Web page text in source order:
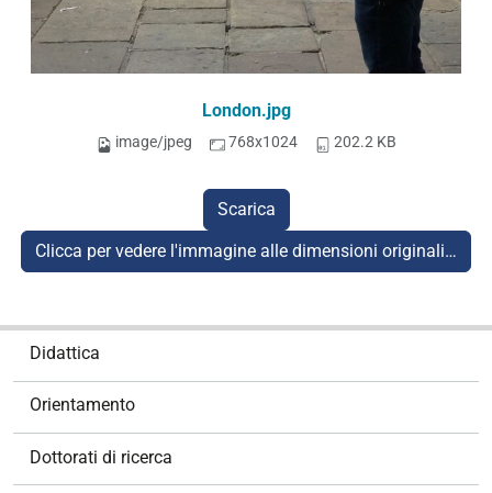
London.jpg
image/jpeg 768x1024 202.2 KB
Scarica
Clicca per vedere l'immagine alle dimensioni originali…
Didattica
Orientamento
Dottorati di ricerca